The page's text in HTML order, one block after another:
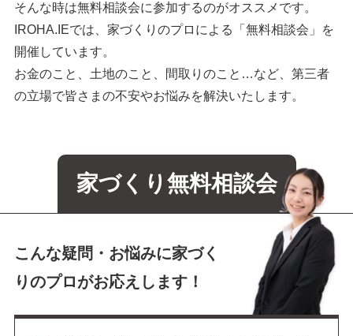
そんな時は無料相談会に参加するのがオススメです。
IROHA.IEでは、家づくりのプロによる「無料相談会」を
開催しています。
お金のこと、土地のこと、間取りのこと…など、第三者
の立場で皆さまの不安やお悩みを解決いたします。
家づくり無料相談会
こんな疑問・お悩みに家づく
りのプロがお応えします！